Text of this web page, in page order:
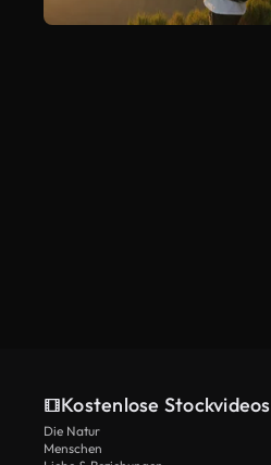
Kostenlose Stockvideos
Die Natur
Menschen